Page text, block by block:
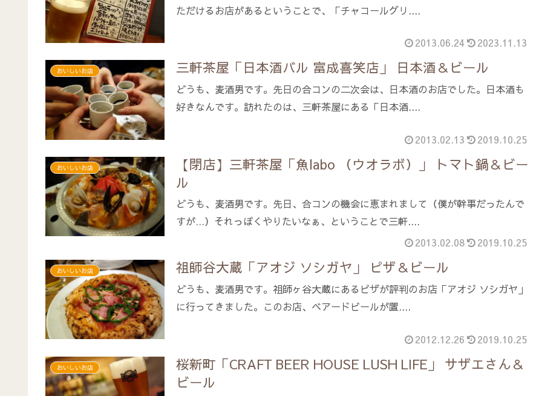
ただけるお店があるということで、「チャコールグリ....
2013.06.24 2023.11.13
おいしいお店 三軒茶屋「日本酒バル 富成喜笑店」 日本酒＆ビール
どうも、麦酒男です。先日の合コンの二次会は、日本酒のお店でした。日本酒も
好きなんです。訪れたのは、三軒茶屋にある「日本酒....
2013.02.13 2019.10.25
おいしいお店
【閉店】三軒茶屋「魚labo （ウオラボ）」 トマト鍋＆ビー
ル
どうも、麦酒男です。先日、合コンの機会に恵まれまして（僕が幹事だったんで
すが…）それっぽくやりたいなぁ、ということで三軒....
2013.02.08
2019.10.25
おいしいお店 祖師谷大蔵「アオジ ソシガヤ」 ピザ＆ビール
どうも、麦酒男です。祖師ヶ谷大蔵にあるピザが評判のお店「アオジ ソシガヤ」
に行ってきました。このお店、ベアードビールが置....
2012.12.26 2019.10.25
おいしいお店
桜新町「CRAFT BEER HOUSE LUSH LIFE」 サザエさん＆
ビール